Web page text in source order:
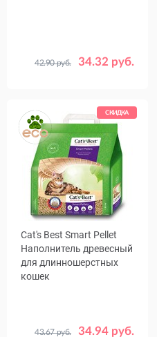
34.32 руб.
42.90 руб.
Объем,
10
СКИДКА
Cat's Best Smart Pellet
Наполнитель древесный
для длинношерстных
кошек
34.94 руб.
43.67 руб.